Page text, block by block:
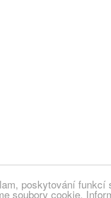
poskytování
soubory cookie.